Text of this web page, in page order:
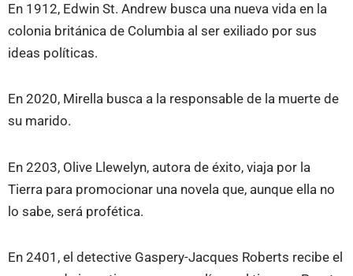
En 1912, Edwin St. Andrew busca una nueva vida en la
colonia británica de Columbia al ser exiliado por sus
ideas políticas.
En 2020, Mirella busca a la responsable de la muerte de
su marido.
En 2203, Olive Llewelyn, autora de éxito, viaja por la
Tierra para promocionar una novela que, aunque ella no
lo sabe, será profética.
En 2401, el detective Gaspery-Jacques Roberts recibe el